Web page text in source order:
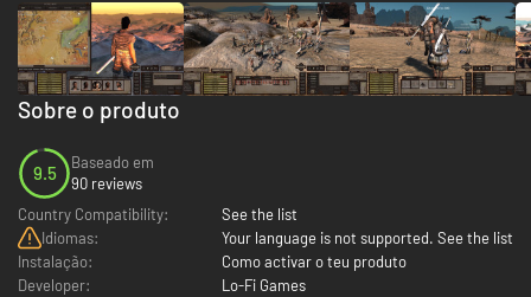
Sobre o produto
9.5
Baseado em
90 reviews
Country Compatibility:
See the list
Idiomas:
Your language is not supported. See the list
Instalação:
Como activar o teu produto
Developer:
Lo-Fi Games